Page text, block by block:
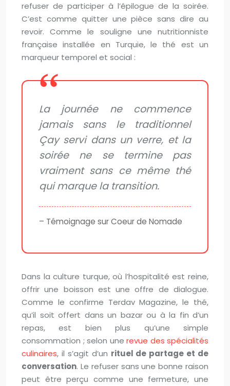
refuser de participer à l’épilogue de la soirée.
C’est comme quitter une pièce sans dire au
revoir. Comme le souligne une nutritionniste
française installée en Turquie, le thé est un
marqueur temporel et social :
La journée ne commence
jamais sans le traditionnel
Çay servi dans un verre, et la
soirée ne se termine pas
vraiment sans ce même thé
qui marque la transition.
– Témoignage sur Coeur de Nomade
Dans la culture turque, où l’hospitalité est reine,
offrir une boisson est une offre de dialogue.
Comme le confirme Terdav Magazine, le thé,
qu’il soit offert dans un bazar ou à la fin d’un
repas, est bien plus qu’une simple
consommation ; selon une revue des spécialités
culinaires, il s’agit d’un rituel de partage et de
conversation. Le refuser sans une bonne raison
peut être perçu comme une fermeture, une